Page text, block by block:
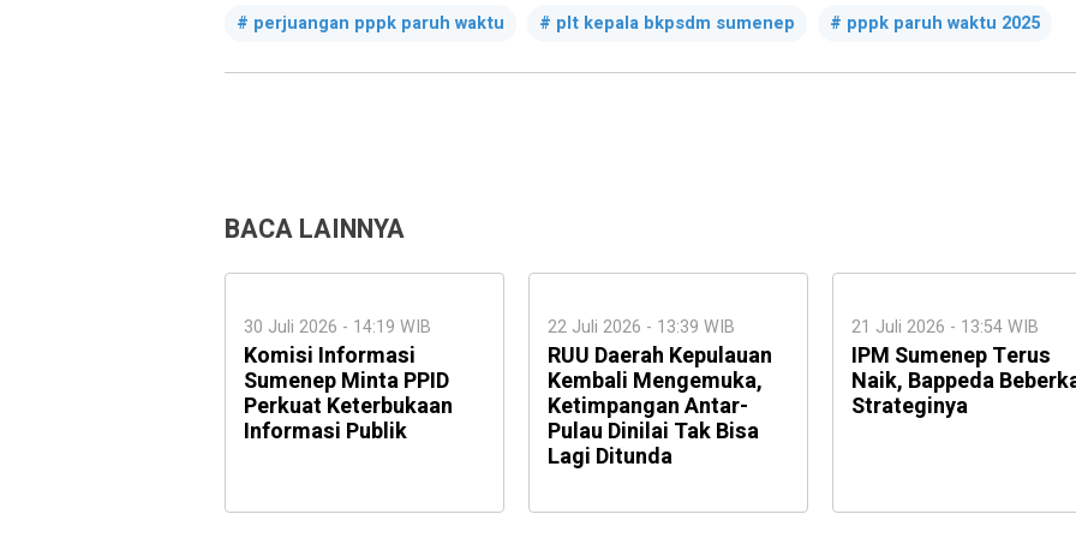
perjuangan pppk paruh waktu plt kepala bkpsdm sumenep pppk paruh waktu 2025
BACA LAINNYA
30 Juli 2026 - 14:19 WIB
Komisi Informasi
Sumenep Minta PPID
Perkuat Keterbukaan
Informasi Publik
22 Juli 2026 - 13:39 WIB
RUU Daerah Kepulauan
Kembali Mengemuka,
Ketimpangan Antar-
Pulau Dinilai Tak Bisa
Lagi Ditunda
21 Juli 2026 - 13:54 WIB
IPM Sumenep Terus
Naik, Bappeda
Strateginya